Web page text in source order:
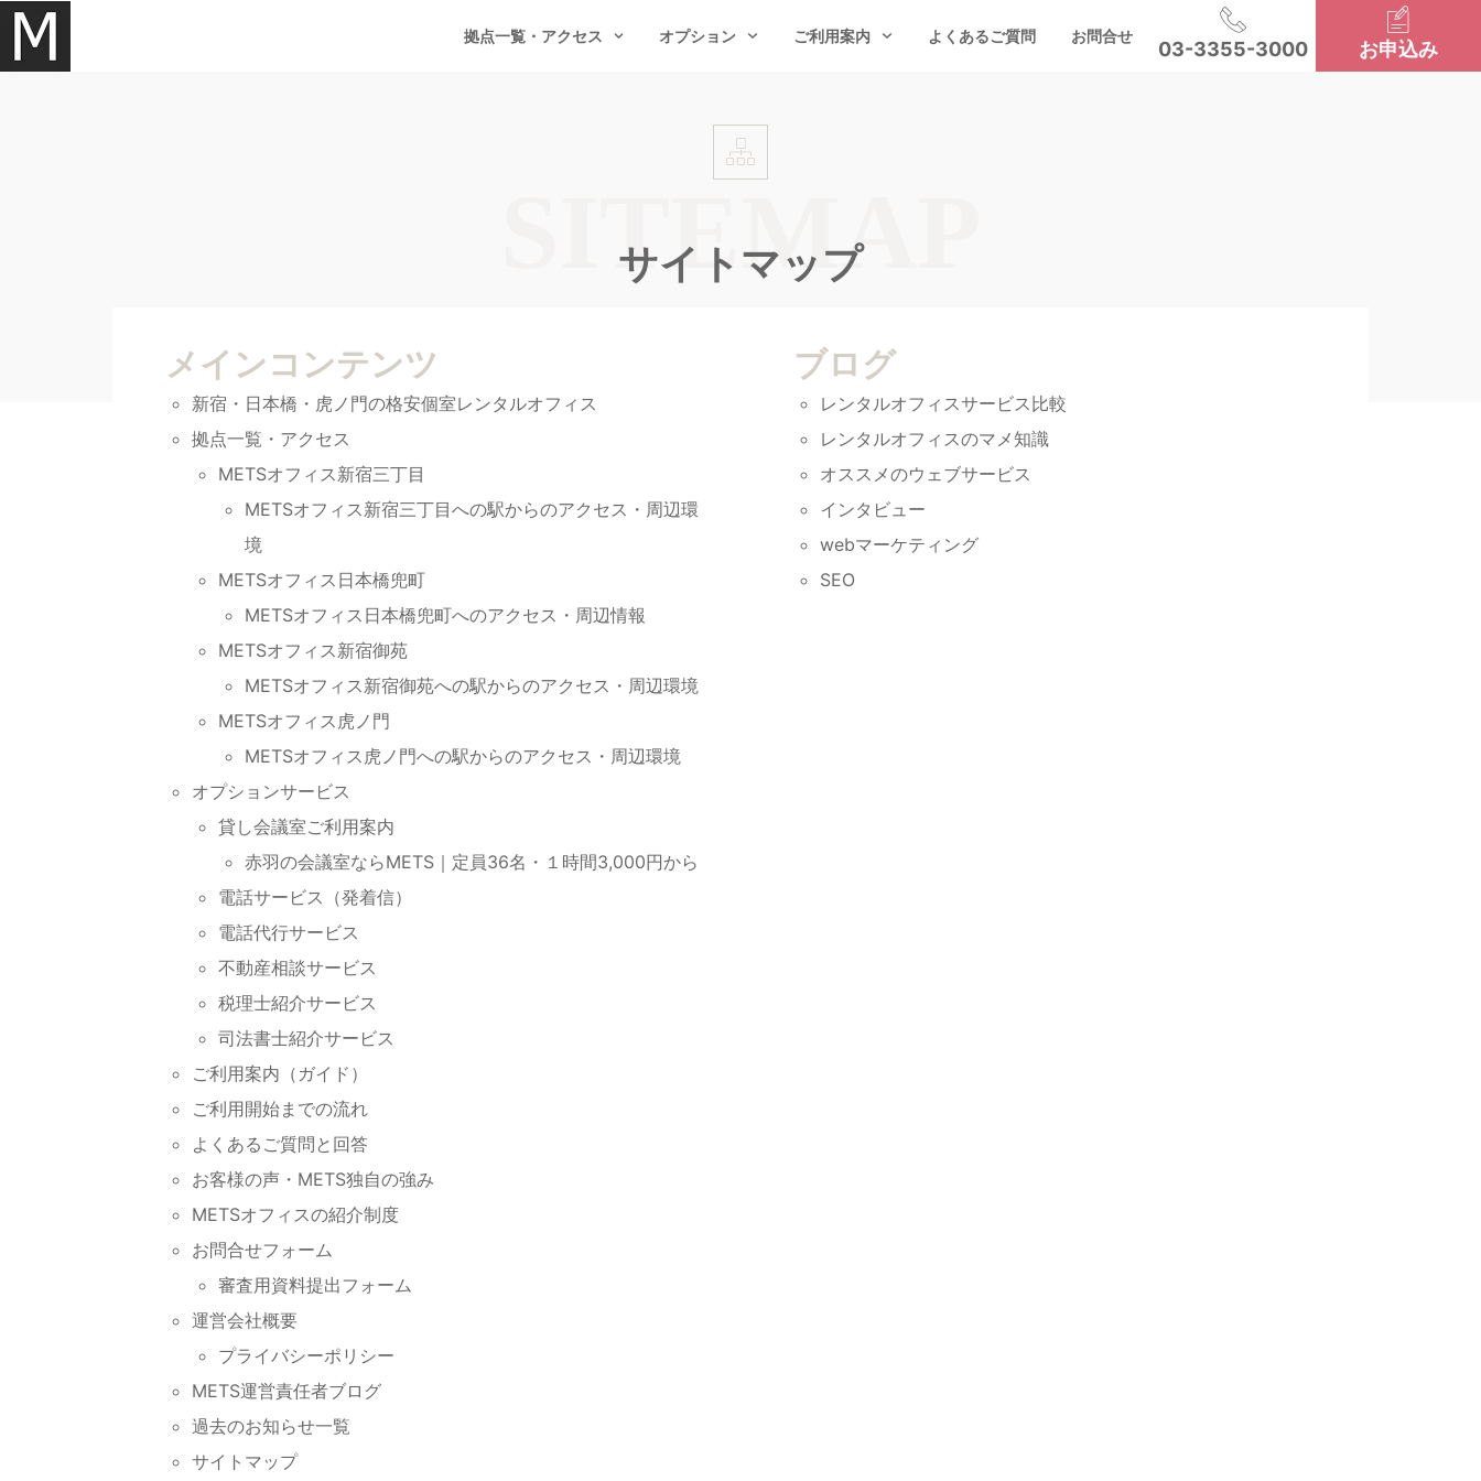
内
を
拠点一覧・アクセス オプション ご利用案内 よくあるご質問 お問合せ
03-3355-3000 お申込み
サイトマップ
メインコンテンツ
新宿・日本橋・虎ノ門の格安個室レンタルオフィス
拠点一覧・アクセス
METSオフィス新宿三丁目
METSオフィス新宿三丁目への駅からのアクセス・周辺環
境
METSオフィス日本橋兜町
METSオフィス日本橋兜町へのアクセス・周辺情報
METSオフィス新宿御苑
METSオフィス新宿御苑への駅からのアクセス・周辺環境
METSオフィス虎ノ門
METSオフィス虎ノ門への駅からのアクセス・周辺環境
オプションサービス
貸し会議室ご利用案内
赤羽の会議室ならMETS｜定員36名・１時間3,000円から
電話サービス（発着信）
電話代行サービス
不動産相談サービス
税理士紹介サービス
司法書士紹介サービス
ご利用案内（ガイド）
ご利用開始までの流れ
よくあるご質問と回答
お客様の声・METS独自の強み
METSオフィスの紹介制度
お問合せフォーム
審査用資料提出フォーム
運営会社概要
プライバシーポリシー
METS運営責任者ブログ
過去のお知らせ一覧
サイトマップ
ブログ
レンタルオフィスサービス比較
レンタルオフィスのマメ知識
オススメのウェブサービス
インタビュー
webマーケティング
SEO